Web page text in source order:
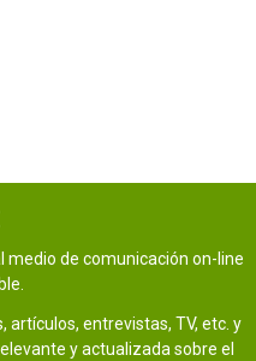
medio de comunicación on-line
artículos, entrevistas, TV, etc. y
y actualizada sobre el